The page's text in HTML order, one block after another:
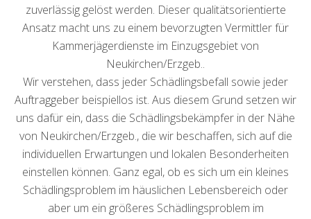
zuverlässig gelöst werden. Dieser qualitätsorientierte
Ansatz macht uns zu einem bevorzugten Vermittler für
Kammerjägerdienste im Einzugsgebiet von
Neukirchen/Erzgeb..
Wir verstehen, dass jeder Schädlingsbefall sowie jeder
Auftraggeber beispiellos ist. Aus diesem Grund setzen wir
uns dafür ein, dass die Schädlingsbekämpfer in der Nähe
von Neukirchen/Erzgeb., die wir beschaffen, sich auf die
individuellen Erwartungen und lokalen Besonderheiten
einstellen können. Ganz egal, ob es sich um ein kleines
Schädlingsproblem im häuslichen Lebensbereich oder
aber um ein größeres Schädlingsproblem im